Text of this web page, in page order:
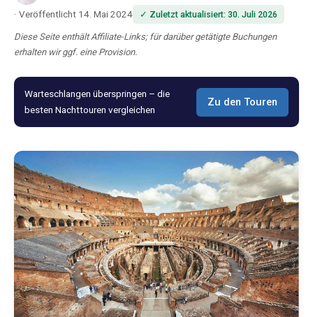
Bus-Tour Rom
Katakomben-Tour Rom
Blog
Shop
Alle Souvenirs
Posters
T-Shirts
· Veröffentlicht 14. Mai 2024 ✓ Zuletzt aktualisiert: 30. Juli 2026
Diese Seite enthält Affiliate-Links; für darüber getätigte Buchungen
erhalten wir ggf. eine Provision.
Warteschlangen überspringen – die
besten Nachttouren vergleichen
Zu den Touren